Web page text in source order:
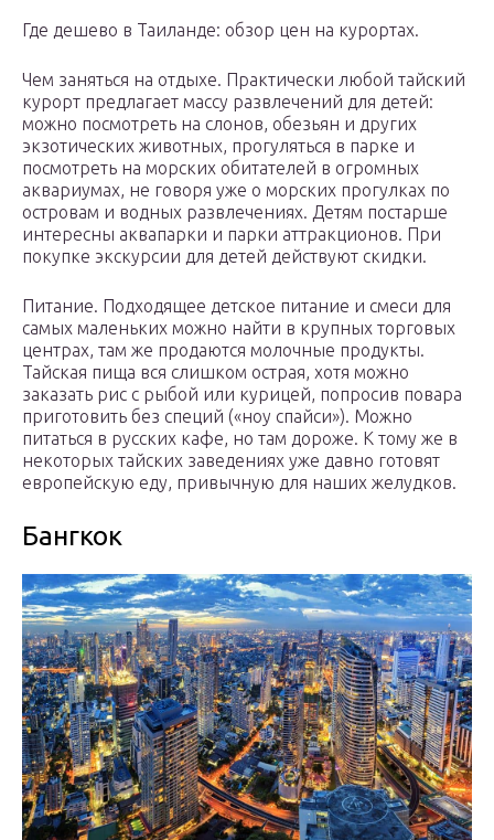
Где дешево в Таиланде: обзор цен на курортах.
Чем заняться на отдыхе. Практически любой тайский
курорт предлагает массу развлечений для детей:
можно посмотреть на слонов, обезьян и других
экзотических животных, прогуляться в парке и
посмотреть на морских обитателей в огромных
аквариумах, не говоря уже о морских прогулках по
островам и водных развлечениях. Детям постарше
интересны аквапарки и парки аттракционов. При
покупке экскурсии для детей действуют скидки.
Питание. Подходящее детское питание и смеси для
самых маленьких можно найти в крупных торговых
центрах, там же продаются молочные продукты.
Тайская пища вся слишком острая, хотя можно
заказать рис с рыбой или курицей, попросив повара
приготовить без специй («ноу спайси»). Можно
питаться в русских кафе, но там дороже. К тому же в
некоторых тайских заведениях уже давно готовят
европейскую еду, привычную для наших желудков.
Бангкок